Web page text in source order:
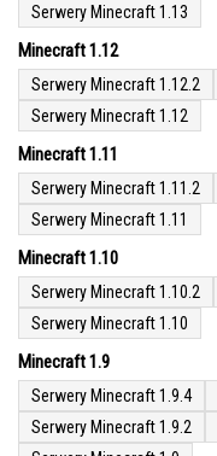
Serwery Minecraft 1.13
Minecraft 1.12
Serwery Minecraft 1.12.2
Serwery Minecraft 1.12
Minecraft 1.11
Serwery Minecraft 1.11.2
Serwery Minecraft 1.11
Minecraft 1.10
Serwery Minecraft 1.10.2
Serwery Minecraft 1.10
Minecraft 1.9
Serwery Minecraft 1.9.4
Serwery Minecraft 1.9.2